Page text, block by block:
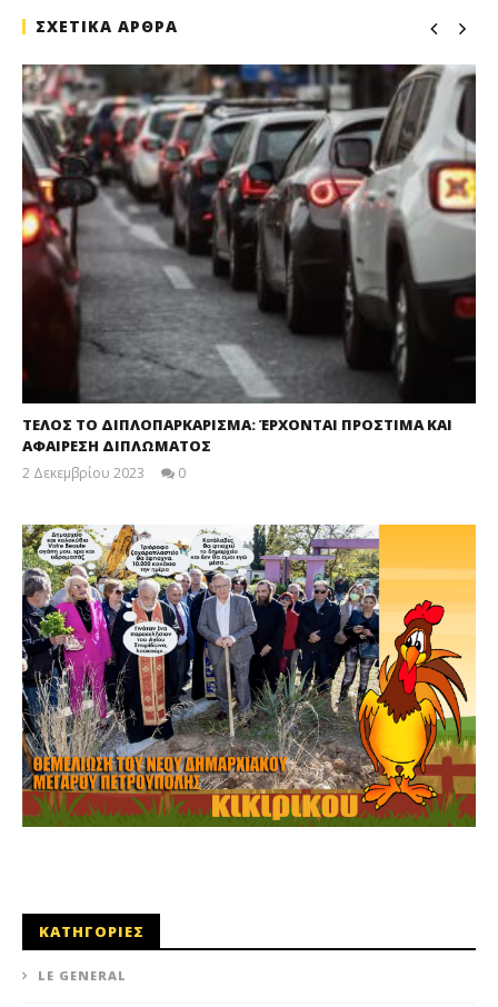
ΣΧΕΤΙΚΑ ΑΡΘΡΑ
ΤΕΛΟΣ ΤΟ ΔΙΠΛΟΠΑΡΚΑΡΙΣΜΑ: ΈΡΧΟΝΤΑΙ ΠΡΟΣΤΙΜΑ ΚΑΙ
ΑΦΑΙΡΕΣΗ ΔΙΠΛΩΜΑΤΟΣ
2 Δεκεμβρίου 2023
0
ΚΑΤΗΓΟΡΙΕΣ
LE GENERAL